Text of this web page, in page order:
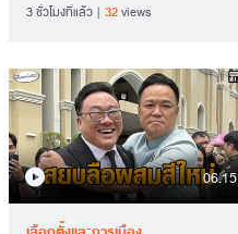
3 ชั่วโมงที่แล้ว 32views
06.15